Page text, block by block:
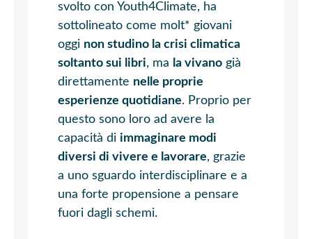
svolto con Youth4Climate, ha
sottolineato come molt* giovani
oggi non studino la crisi climatica
soltanto sui libri, ma la vivanogià
direttamente nelle proprie
esperienze quotidiane. Proprio per
questo sono loro ad avere la
capacità di immaginare modi
diversi di vivere e lavorare, grazie
a uno sguardo interdisciplinare e a
una forte propensione a pensare
fuori dagli schemi.